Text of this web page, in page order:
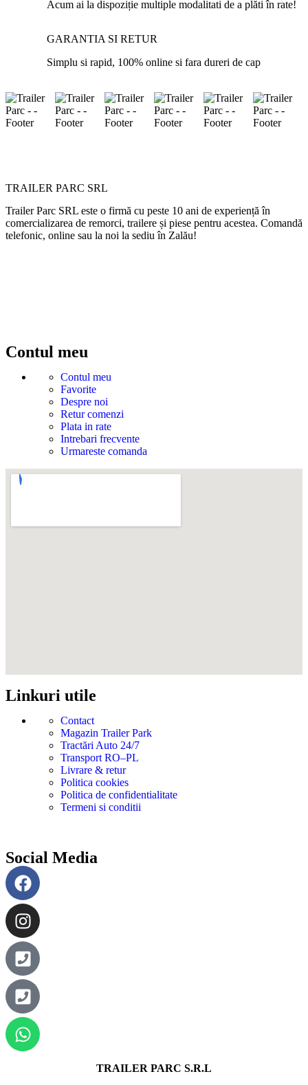
Acum ai la dispoziție multiple modalitati de a plăti în rate!
GARANTIA SI RETUR
Simplu si rapid, 100% online si fara dureri de cap
TRAILER PARC SRL
Trailer Parc SRL este o firmă cu peste 10 ani de experiență în
comercializarea de remorci, trailere și piese pentru acestea. Comandă
telefonic, online sau la noi la sediu în Zalău!
Contul meu
Contul meu
Favorite
Despre noi
Retur comenzi
Plata in rate
Intrebari frecvente
Urmareste comanda
Linkuri utile
Contact
Magazin Trailer Park
Tractări Auto 24/7
Transport RO–PL
Livrare & retur
Politica cookies
Politica de confidentialitate
Termeni si conditii
Social Media
TRAILER PARC S.R.L